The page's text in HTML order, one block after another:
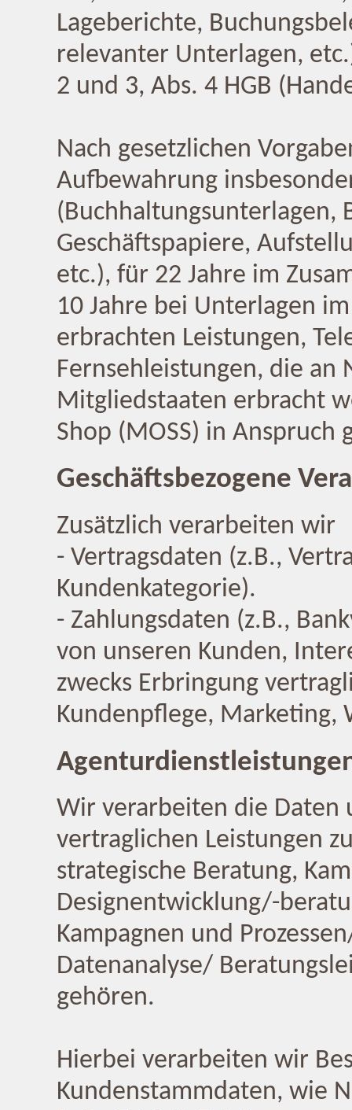
Lageberichte,
relevanter Unterlagen,
2 und 3, Abs. 4 HGB
Nach gesetzlichen
Aufbewahrung
(Buchhaltungsunterlagen,
Geschäftspapiere,
etc.), für 22 Jahre im
10 Jahre bei Unterlagen
erbrachten Leistungen,
Fernsehleistungen, die an
Mitgliedstaaten erbracht
Shop (MOSS) in Anspruch
Geschäftsbezogene
Zusätzlich verarbeiten wir
- Vertragsdaten (z.B.,
Kundenkategorie).
- Zahlungsdaten (z.B.,
von unseren Kunden,
zwecks Erbringung
Kundenpflege, Marketing,
Wir verarbeiten die Daten
vertraglichen Leistungen
strategische Beratung,
Designentwicklung/-
Kampagnen und
Datenanalyse/
gehören.
Hierbei verarbeiten wir
Kundenstammdaten, wie